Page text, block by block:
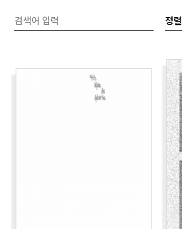
정렬